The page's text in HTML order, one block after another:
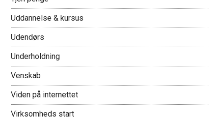
Uddannelse & kursus
Udendørs
Underholdning
Venskab
Viden på internettet
Virksomheds start